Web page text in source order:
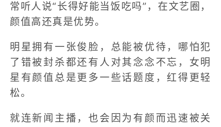
常听人说“长得好能当饭吃吗”，在文艺圈，
颜值高还真是优势。
明星拥有一张俊脸，总能被优待，哪怕犯
了错被封杀都还有人对其念念不忘，女明
星有颜值总是更多一些话题度，红得更轻
松。
就连新闻主播，也会因为有颜而迅速被关